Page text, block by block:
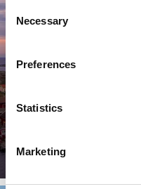
Consent
Selection
Necessary
Preferences
Statistics
Marketing
Eilanden en